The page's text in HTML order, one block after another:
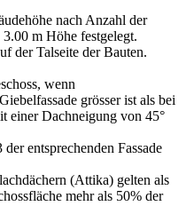
nach Anzahl der
m Höhe festgelegt.
der Talseite der Bauten.
wenn
grösser ist als bei
einer Dachneigung von 45°
entsprechenden Fassade
(Attika) gelten als
mehr als 50% der